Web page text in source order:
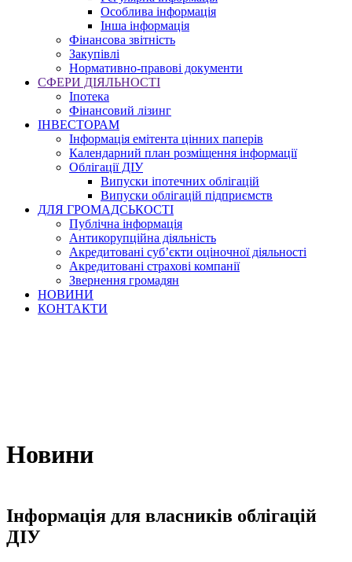
Особлива інформація
Інша інформація
Фінансова звітність
Закупівлі
Нормативно-правові документи
СФЕРИ ДІЯЛЬНОСТІ
Іпотека
Фінансовий лізинг
ІНВЕСТОРАМ
Інформація емітента цінних паперів
Календарний план розміщення інформації
Облігації ДІУ
Випуски іпотечних облігацій
Випуски облігацій підприємств
ДЛЯ ГРОМАДСЬКОСТІ
Публічна інформація
Антикорупційна діяльність
Акредитовані суб’єкти оціночної діяльності
Акредитовані страхові компанії
Звернення громадян
НОВИНИ
КОНТАКТИ
Новини
Інформація для власників облігацій
ДІУ